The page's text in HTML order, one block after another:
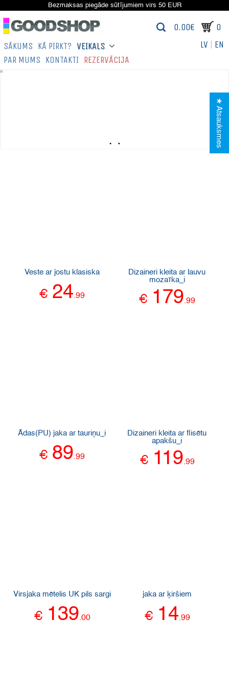
Bezmaksas piegāde sūtījumiem virs 50 EUR
SĀKUMS KĀ PIRKT? VEIKALS
PAR MUMS KONTAKTI REZERVĀCIJA
0.00€
0
LV | EN
★ Atsauksmes
Veste ar jostu klasiska
€ 24.99
Dizaineri kleita ar lauvu
mozaīka_i
€ 179.99
Ādas(PU) jaka ar tauriņu_i
€ 89.99
Dizaineri kleita ar flisētu
apakšu_i
€ 119.99
Virsjaka mētelis UK pils sargi
€ 139.00
jaka ar ķiršiem
€ 14.99